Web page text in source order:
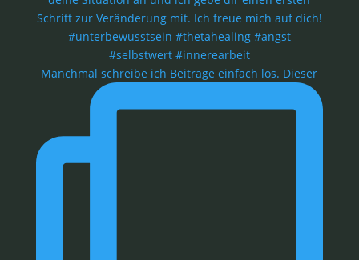
Manchmal schreibe ich Beiträge einfach los. Dieser